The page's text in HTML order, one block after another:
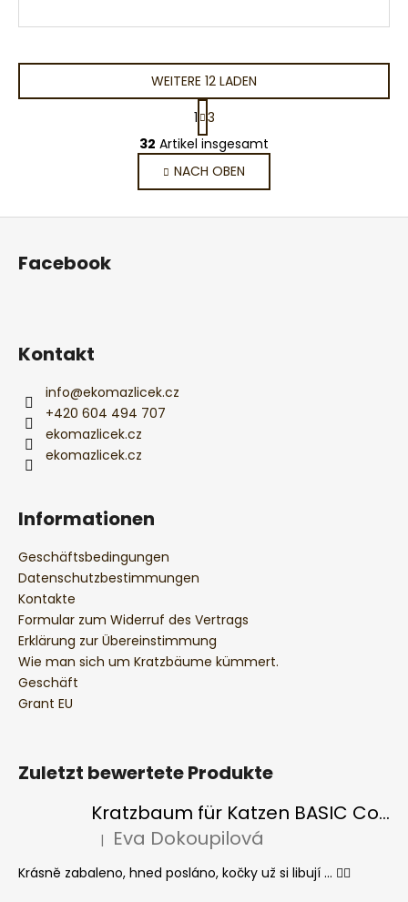
S
t
e
u
e
WEITERE 12 LADEN
P
a
g
i
n
i
e
1 3
32 Artikel insgesamt
NACH OBEN
Facebook
Kontakt
info@ekomazlicek.cz
+420 604 494 707
ekomazlicek.cz
ekomazlicek.cz
Informationen
Geschäftsbedingungen
Datenschutzbestimmungen
Kontakte
Formular zum Widerruf des Vertrags
Erklärung zur Übereinstimmung
Wie man sich um Kratzbäume kümmert.
Geschäft
Grant EU
Zuletzt bewertete Produkte
Kratzbaum für Katzen BASIC Colour
Die Produktbewertung beträgt 5 von 5 Sternen.
| Eva Dokoupilová
Krásně zabaleno, hned posláno, kočky už si libují ... 👍🏻